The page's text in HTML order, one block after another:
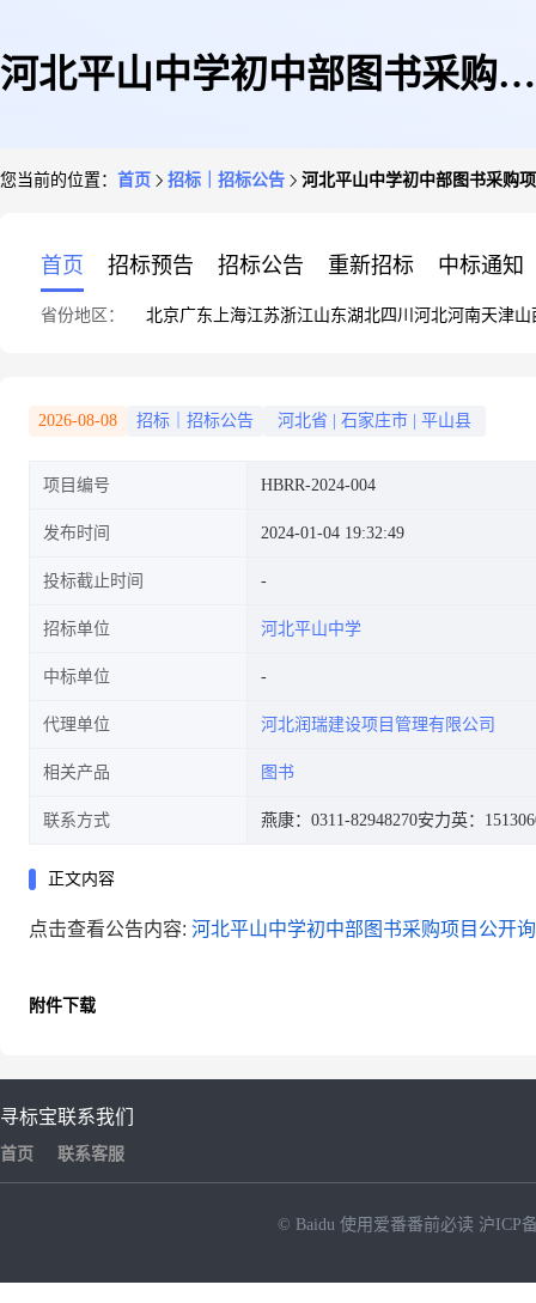
河北平山中学初中部图书采购项
您当前的位置： 首页 招标｜招标公告 河北平山中学初中部图书采购
首页 招标预告 招标公告 重新招标 中标通知
省份地区： 北京广东 上海江苏浙江山东湖北四川 河北河南天津山
2026-08-08 招标｜招标公告 河北省 石家庄市 平山县
项目编号 HBRR-2024-004
发布时间 2024-01-04 19:32:49
投标截止时间
招标单位 河北平山中学
中标单位
代理单位 河北润瑞建设项目管理有限公司
相关产品 图书
联系方式 燕康：0311-82948270安力英：
正文内容
点击查看公告内容: 河北平山中学初中部图书采购项目公开
附件下载
寻标宝
首页
联系我们
联系客服
© Baidu 使用爱番番前必读 沪ICP